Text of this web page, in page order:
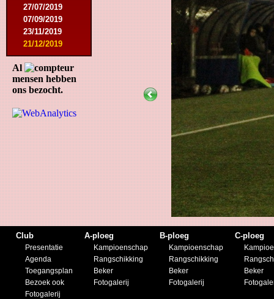
27/07/2019
07/09/2019
23/11/2019
21/12/2019
Al
mensen hebben
ons bezocht.
Club
Presentatie
Agenda
Toegangsplan
Bezoek ook
Fotogalerij
A-ploeg
Kampioenschap
Rangschikking
Beker
Fotogalerij
B-ploeg
Kampioenschap
Rangschikking
Beker
Fotogalerij
C-ploeg
Beker